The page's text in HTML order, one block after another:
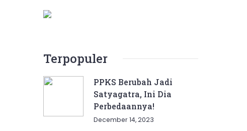
Terpopuler
PPKS Berubah Jadi
Satyagatra, Ini Dia
Perbedaannya!
December 14, 2023